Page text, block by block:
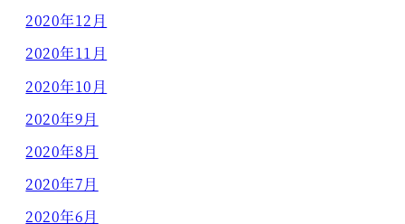
2020年12月
2020年11月
2020年10月
2020年9月
2020年8月
2020年7月
2020年6月